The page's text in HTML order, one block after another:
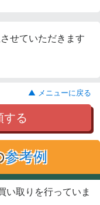
せていただきます
▲ メニューに戻る
する
参考例
い取りを行っていま